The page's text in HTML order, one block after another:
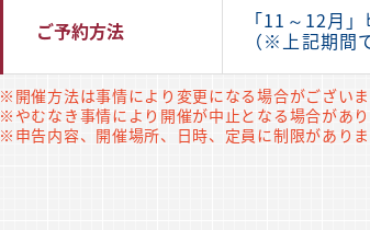
ご予約方法 「11～12月
（※上記期間
※開催方法は事情により変更になる場合がござい
※やむなき事情により開催が中止となる場合があ
※申告内容、開催場所、日時、定員に制限があり